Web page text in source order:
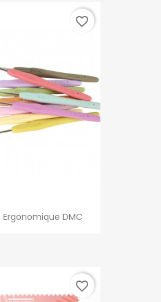
DMC
favorite_border
favorite_border